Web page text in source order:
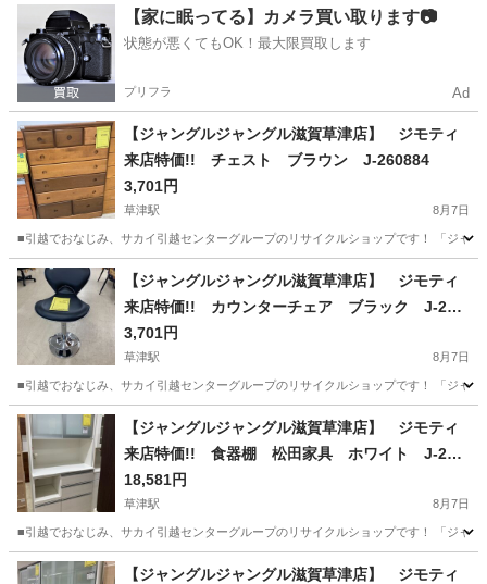
草津市 草津駅 ソファ ジャングル
【家に眠ってる】カメラ買い取ります📷
状態が悪くてもOK！最大限買取します
プリフラ Ad
【ジャングルジャングル滋賀草津店】 ジモティ
来店特価!! チェスト ブラウン J-260884
3,701円
草津駅 8月7日
■引越でおなじみ、サカイ引越センターグループのリサイクルショップです！ 「ジャ
滋賀 草津市 草津駅 収納家具 ジャングル
【ジャングルジャングル滋賀草津店】 ジモティ
来店特価!! カウンターチェア ブラック J-260
883
3,701円
草津駅 8月7日
■引越でおなじみ、サカイ引越センターグループのリサイクルショップです！ 「ジャ
滋賀 草津市 草津駅 椅子 ジャングル
【ジャングルジャングル滋賀草津店】 ジモティ
来店特価!! 食器棚 松田家具 ホワイト J-260
882
18,581円
草津駅 8月7日
■引越でおなじみ、サカイ引越センターグループのリサイクルショップです！ 「ジャ
滋賀 草津市 草津駅 収納家具 ジャングル
【ジャングルジャングル滋賀草津店】 ジモティ